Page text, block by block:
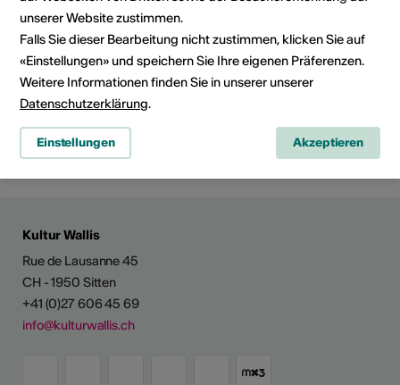
Bahnhofstrasse 7
3987 Riederalp
Telefon +41 27 928 60 50
Fax +41 27 928 60 51
E-Mail
Webseite
Route planen
ÖV Fahrplan
Kultur Wallis
Rue de Lausanne 45
CH - 1950 Sitten
+41 (0)27 606 45 69
info@kulturwallis.ch
unserer Website zustimmen.
Falls Sie dieser Bearbeitung nicht zustimmen, klicken Sie auf
«Einstellungen» und speichern Sie Ihre eigenen Präferenzen.
Weitere Informationen finden Sie in unserer unserer
Datenschutzerklärung.
Einstellungen Akzeptieren